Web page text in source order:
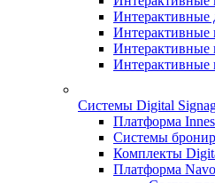
Интерактивные
Интерактивные
Интерактивные
Интерактивные
Системы Digital
Платформа Innes
Системы
Комплекты
Платформа